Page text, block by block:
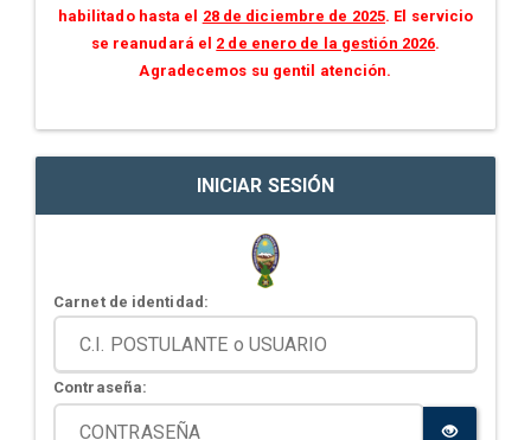
habilitado hasta el 28 de diciembre de 2025. El servicio
se reanudará el 2 de enero de la gestión 2026.
Agradecemos su gentil atención.
INICIAR SESIÓN
Carnet de identidad:
Contraseña: